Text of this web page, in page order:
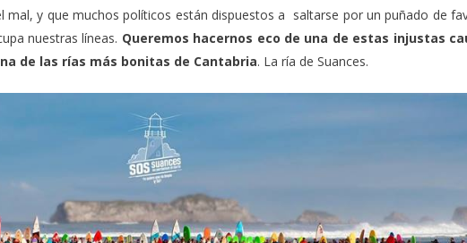
mal, y que muchos políticos están dispuestos a saltarse por un puñado de
nuestras líneas. Queremos hacernos eco de una de estas injustas
de las rías más bonitas de Cantabria. La ría de Suances.